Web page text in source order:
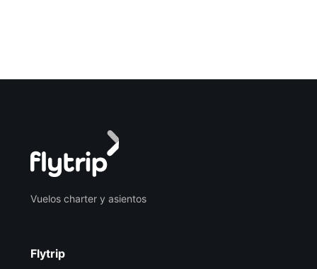
Vuelos charter y asientos
Flytrip